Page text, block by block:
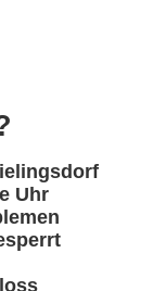
Uhr